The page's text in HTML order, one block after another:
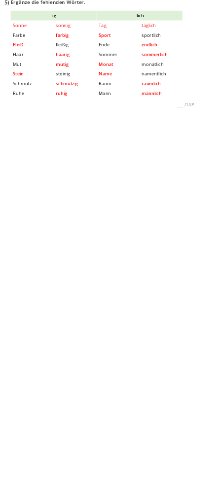
5) Ergänze die fehlenden Wörter.
-ig
-lich
Sonne
sonnig Tag
täglich
Farbe
farbig Sport
sportlich
Fleiß
fleißig Ende endlich
Haar haarig Sommer sommerlich
Mut mutig Monat
monatlich
Stein
steinig Name
namentlich
Schmutz
schmutzig Raum
räumlich
Ruhe
ruhig Mann männlich
/14P